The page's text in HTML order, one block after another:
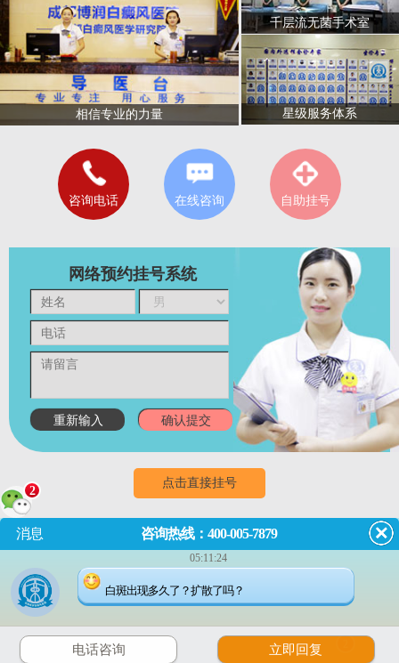
相信专业的力量
千层流无菌手术室
星级服务体系
咨询电话 在线咨询 自助挂号
网络预约挂号系统
点击直接挂号
门诊 （节假日无休息） 8:00~18:00
成都市武侯区红牌楼佳灵路6
号
川公网安备 51010702001462号
2
消息 咨询热线：400-005-7879
05:11:24
白斑出现多久了？扩散了吗？
电话咨询 立即回复